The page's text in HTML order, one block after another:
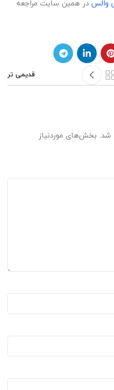
والس در همین سایت مراجعه
قدیمی تر
شد. بخش‌های موردنیاز